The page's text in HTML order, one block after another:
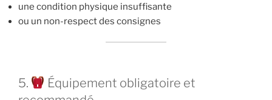
une condition physique insuffisante
ou un non-respect des consignes
5.
Équipement obligatoire et